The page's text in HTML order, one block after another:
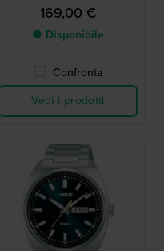
169,00 €
● Disponibile
Confronta
Vedi i prodotti